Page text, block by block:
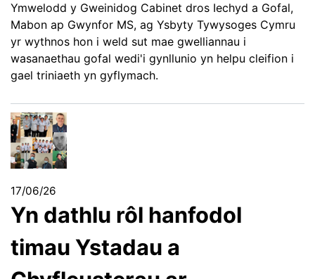
Ymwelodd y Gweinidog Cabinet dros Iechyd a Gofal,
Mabon ap Gwynfor MS, ag Ysbyty Tywysoges Cymru
yr wythnos hon i weld sut mae gwelliannau i
wasanaethau gofal wedi'i gynllunio yn helpu cleifion i
gael triniaeth yn gyflymach.
17/06/26
Yn dathlu rôl hanfodol
timau Ystadau a